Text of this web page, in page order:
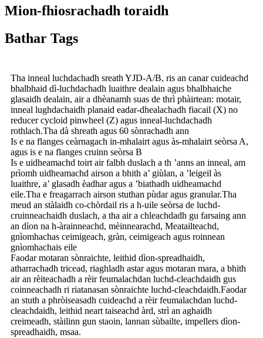
Mion-fhiosrachadh toraidh
Bathar Tags
Tha inneal luchdachadh sreath YJD-A/B, ris an canar cuideachd
bhalbhaid dì-luchdachadh luaithre dealain agus bhalbhaiche
glasaidh dealain, air a dhèanamh suas de thrì phàirtean: motair,
inneal lughdachaidh planaid eadar-dhealachadh fiacail (X) no
reducer cycloid pinwheel (Z) agus inneal-luchdachadh
rothlach.Tha dà shreath agus 60 sònrachadh ann
Is e na flanges ceàrnagach in-mhalairt agus às-mhalairt seòrsa A,
agus is e na flanges cruinn seòrsa B
Is e uidheamachd toirt air falbh duslach a th ’anns an inneal, am
prìomh uidheamachd airson a bhith a’ giùlan, a ’leigeil às
luaithre, a’ glasadh èadhar agus a ’biathadh uidheamachd
eile.Tha e freagarrach airson stuthan pùdar agus granular.Tha
meud an stàlaidh co-chòrdail ris a h-uile seòrsa de luchd-
cruinneachaidh duslach, a tha air a chleachdadh gu farsaing ann
an dìon na h-àrainneachd, mèinnearachd, Meatailteachd,
gnìomhachas ceimigeach, gràn, ceimigeach agus roinnean
gnìomhachais eile
Faodar motaran sònraichte, leithid dìon-spreadhaidh,
atharrachadh tricead, riaghladh astar agus motaran mara, a bhith
air an rèiteachadh a rèir feumalachdan luchd-cleachdaidh gus
coinneachadh ri riatanasan sònraichte luchd-cleachdaidh.Faodar
an stuth a phròiseasadh cuideachd a rèir feumalachdan luchd-
cleachdaidh, leithid neart taiseachd àrd, strì an aghaidh
creimeadh, stàilinn gun staoin, lannan sùbailte, impellers dìon-
spreadhaidh, msaa.